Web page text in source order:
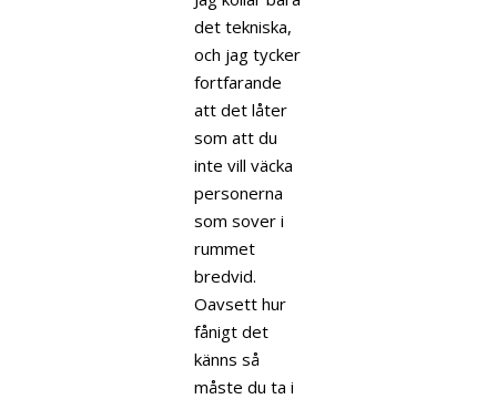
det tekniska,
och jag tycker
fortfarande
att det låter
som att du
inte vill väcka
personerna
som sover i
rummet
bredvid.
Oavsett hur
fånigt det
känns så
måste du ta i